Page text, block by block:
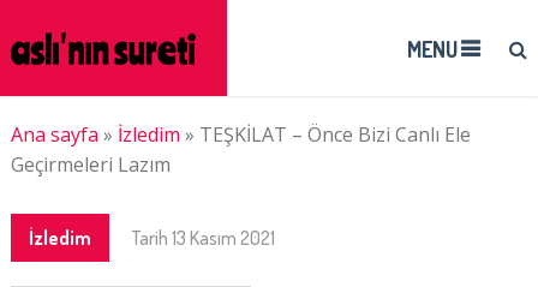
MENU
Ana sayfa » İzledim » TEŞKİLAT – Önce Bizi Canlı Ele
Geçirmeleri Lazım
İzledim Tarih 13 Kasım 2021